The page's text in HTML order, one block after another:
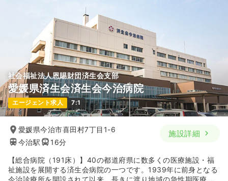
社会福祉法人恩賜財団済生会支部
愛媛県済生会済生会今治病院
エージェント求人 7:1
愛媛県今治市喜田村7丁目1-6
今治駅
16分
施設詳細
【総合病院（191床）】40の都道府県に数多くの医療施設・福
祉施設を展開する済生会病院の一つです。1939年に前身となる
今治診療所を開設されて以来、長きに渡り地域の急性期医療の